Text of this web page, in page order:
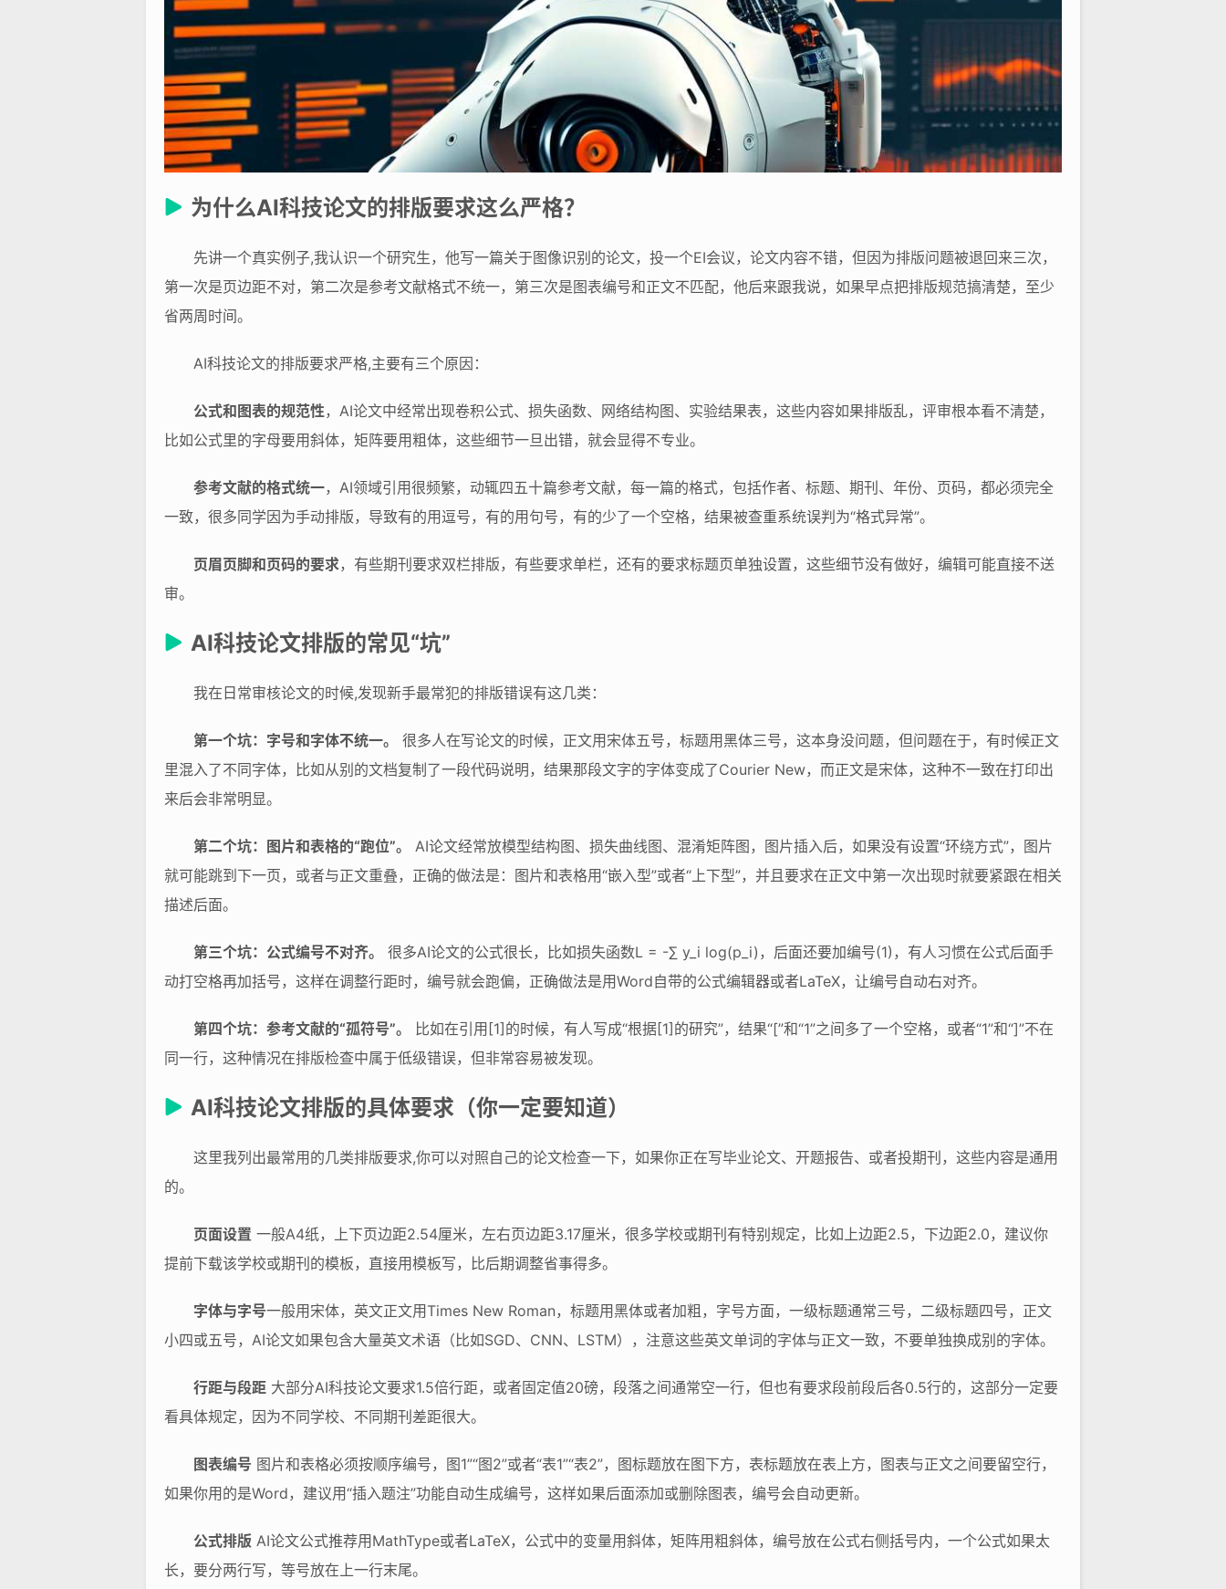
为什么AI科技论文的排版要求这么严格？
先讲一个真实例子,我认识一个研究生，他写一篇关于图像识别的论文，投一个EI会议，论文内容不错，但因为排版问题被退回来三次，
第一次是页边距不对，第二次是参考文献格式不统一，第三次是图表编号和正文不匹配，他后来跟我说，如果早点把排版规范搞清楚，至少
省两周时间。
AI科技论文的排版要求严格,主要有三个原因：
公式和图表的规范性，AI论文中经常出现卷积公式、损失函数、网络结构图、实验结果表，这些内容如果排版乱，评审根本看不清楚，
比如公式里的字母要用斜体，矩阵要用粗体，这些细节一旦出错，就会显得不专业。
参考文献的格式统一，AI领域引用很频繁，动辄四五十篇参考文献，每一篇的格式，包括作者、标题、期刊、年份、页码，都必须完全
一致，很多同学因为手动排版，导致有的用逗号，有的用句号，有的少了一个空格，结果被查重系统误判为“格式异常”。
页眉页脚和页码的要求，有些期刊要求双栏排版，有些要求单栏，还有的要求标题页单独设置，这些细节没有做好，编辑可能直接不送
审。
AI科技论文排版的常见“坑”
我在日常审核论文的时候,发现新手最常犯的排版错误有这几类：
第一个坑：字号和字体不统一。
很多人在写论文的时候，正文用宋体五号，标题用黑体三号，这本身没问题，但问题在于，有时候正文
里混入了不同字体，比如从别的文档复制了一段代码说明，结果那段文字的字体变成了Courier New，而正文是宋体，这种不一致在打印出
来后会非常明显。
第二个坑：图片和表格的“跑位”。
AI论文经常放模型结构图、损失曲线图、混淆矩阵图，图片插入后，如果没有设置“环绕方式”，图片
就可能跳到下一页，或者与正文重叠，正确的做法是：图片和表格用“嵌入型”或者“上下型”，并且要求在正文中第一次出现时就要紧跟在相关
描述后面。
第三个坑：公式编号不对齐。
很多AI论文的公式很长，比如损失函数L = -∑ y_i log(p_i)，后面还要加编号(1)，有人习惯在公式后面手
动打空格再加括号，这样在调整行距时，编号就会跑偏，正确做法是用Word自带的公式编辑器或者LaTeX，让编号自动右对齐。
第四个坑：参考文献的“孤符号”。
比如在引用[1]的时候，有人写成“根据[1]的研究”，结果“[”和“1”之间多了一个空格，或者“1”和“]”不在
同一行，这种情况在排版检查中属于低级错误，但非常容易被发现。
AI科技论文排版的具体要求（你一定要知道）
这里我列出最常用的几类排版要求,你可以对照自己的论文检查一下，如果你正在写毕业论文、开题报告、或者投期刊，这些内容是通用
的。
页面设置 一般A4纸，上下页边距2.54厘米，左右页边距3.17厘米，很多学校或期刊有特别规定，比如上边距2.5，下边距2.0，建议你
提前下载该学校或期刊的模板，直接用模板写，比后期调整省事得多。
字体与字号一般用宋体，英文正文用Times New Roman，标题用黑体或者加粗，字号方面，一级标题通常三号，二级标题四号，正文
小四或五号，AI论文如果包含大量英文术语（比如SGD、CNN、LSTM），注意这些英文单词的字体与正文一致，不要单独换成别的字体。
行距与段距 大部分AI科技论文要求1.5倍行距，或者固定值20磅，段落之间通常空一行，但也有要求段前段后各0.5行的，这部分一定要
看具体规定，因为不同学校、不同期刊差距很大。
图表编号 图片和表格必须按顺序编号，图1”“图2”或者“表1”“表2”，图标题放在图下方，表标题放在表上方，图表与正文之间要留空行，
如果你用的是Word，建议用“插入题注”功能自动生成编号，这样如果后面添加或删除图表，编号会自动更新。
公式排版 AI论文公式推荐用MathType或者LaTeX，公式中的变量用斜体，矩阵用粗斜体，编号放在公式右侧括号内，一个公式如果太
长，要分两行写，等号放在上一行末尾。